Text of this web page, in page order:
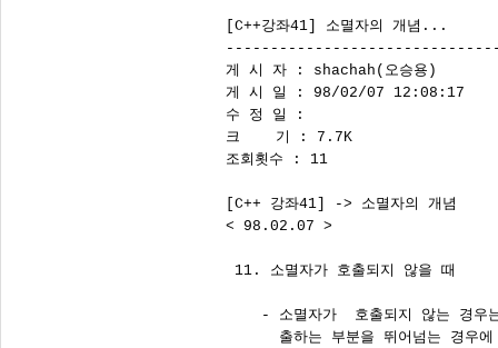
[C++강좌41] 소멸자의 개념...
게 시 자 : shachah(오승용)
게 시 일 : 98/02/07 12:08:17
수 정 일 :
크    기 : 7.7K
조회횟수 : 11
[C++ 강좌41] -> 소멸자의 개념
< 98.02.07 >
11. 소멸자가 호출되지 않을 때
- 소멸자가  호출되지 않는 경우
출하는 부분을 뛰어넘는 경우